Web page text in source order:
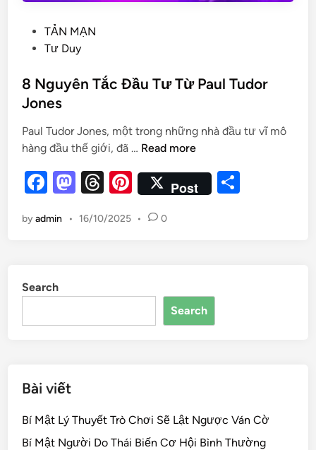
TẢN MẠN
Tư Duy
8 Nguyên Tắc Đầu Tư Từ Paul Tudor
Jones
Paul Tudor Jones, một trong những nhà đầu tư vĩ mô
hàng đầu thế giới, đã … Read more
F
c
o
o
M
to
n
T
e
s
Pi
er
Post
byadmin • 16/10/2025 • 0
Search
Search
Bài viết
Bí Mật Lý Thuyết Trò Chơi Sẽ Lật Ngược Ván Cờ
Bí Mật Người Do Thái Biến Cơ Hội Bình Thường